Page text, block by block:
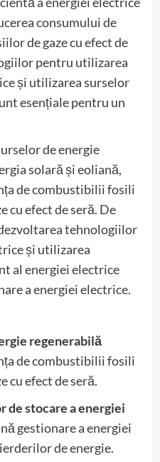
consumului de
de gaze cu efect de
pentru utilizarea
și utilizarea surselor
esențiale pentru un
de energie
solară și eoliană,
de combustibilii fosili
cu efect de seră. De
tehnologiilor
și utilizarea
al energiei electrice
a energiei electrice.
regenerabilă
de combustibilii fosili
cu efect de seră.
de stocare a energiei
gestionare a energiei
de energie.